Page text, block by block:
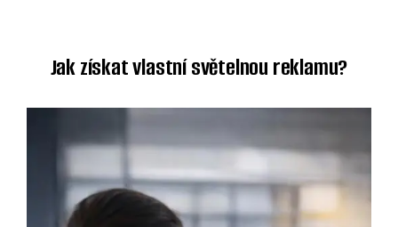
Jak získat vlastní světelnou reklamu?